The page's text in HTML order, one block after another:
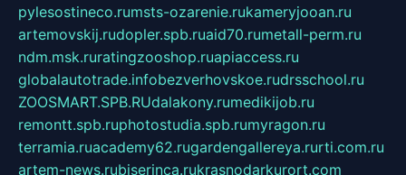
pylesostineco.rumsts-ozarenie.rukameryjooan.ru
artemovskij.rudopler.spb.ruaid70.rumetall-perm.ru
ndm.msk.ruratingzooshop.ruapiaccess.ru
globalautotrade.infobezverhovskoe.rudrsschool.ru
ZOOSMART.SPB.RUdalakony.rumedikijob.ru
remontt.spb.ruphotostudia.spb.rumyragon.ru
terramia.ruacademy62.rugardengallereya.rurti.com.ru
artem-news.rubiserinca.rukrasnodarkurort.com